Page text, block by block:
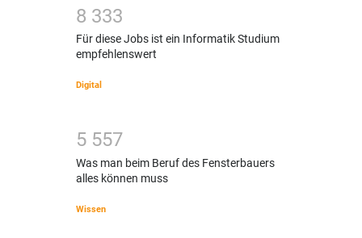
8 333
Für diese Jobs ist ein Informatik Studium
empfehlenswert
Digital
5 557
Was man beim Beruf des Fensterbauers
alles können muss
Wissen